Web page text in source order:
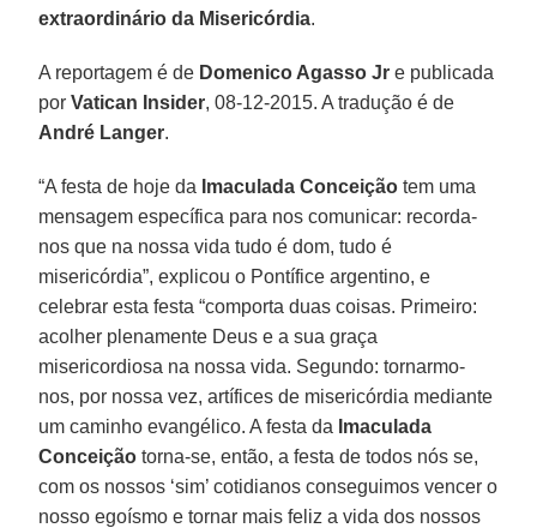
extraordinário da Misericórdia.
A reportagem é de Domenico Agasso Jr e publicada
porVatican Insider, 08-12-2015. A tradução é de
André Langer.
“A festa de hoje da Imaculada Conceição tem uma
mensagem específica para nos comunicar: recorda-
nos que na nossa vida tudo é dom, tudo é
misericórdia”, explicou o Pontífice argentino, e
celebrar esta festa “comporta duas coisas. Primeiro:
acolher plenamente Deus e a sua graça
misericordiosa na nossa vida. Segundo: tornarmo-
nos, por nossa vez, artífices de misericórdia mediante
um caminho evangélico. A festa da Imaculada
Conceição torna-se, então, a festa de todos nós se,
com os nossos ‘sim’ cotidianos conseguimos vencer o
nosso egoísmo e tornar mais feliz a vida dos nossos